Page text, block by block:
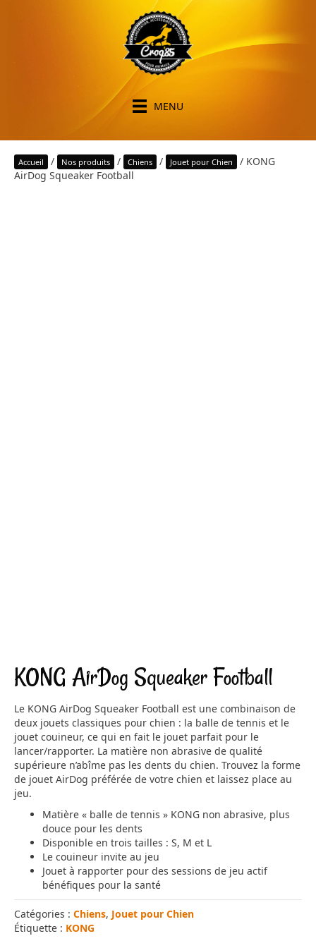
MENU
Accueil / Nos produits / Chiens / Jouet pour Chien
/ KONG
AirDog Squeaker Football
KONG AirDog Squeaker Football
Le KONG AirDog Squeaker Football est une combinaison de
deux jouets classiques pour chien : la balle de tennis et le
jouet couineur, ce qui en fait le jouet parfait pour le
lancer/rapporter. La matière non abrasive de qualité
supérieure n’abîme pas les dents du chien. Trouvez la forme
de jouet AirDog préférée de votre chien et laissez place au
jeu.
Matière « balle de tennis » KONG non abrasive, plus
douce pour les dents
Disponible en trois tailles : S, M et L
Le couineur invite au jeu
Jouet à rapporter pour des sessions de jeu actif
bénéfiques pour la santé
Catégories : Chiens, Jouet pour Chien
Étiquette : KONG